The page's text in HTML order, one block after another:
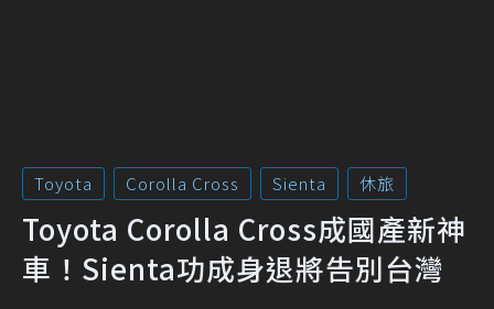
Toyota Corolla Cross Sienta 休旅
Toyota Corolla Cross成國產新神
車！Sienta功成身退將告別台灣